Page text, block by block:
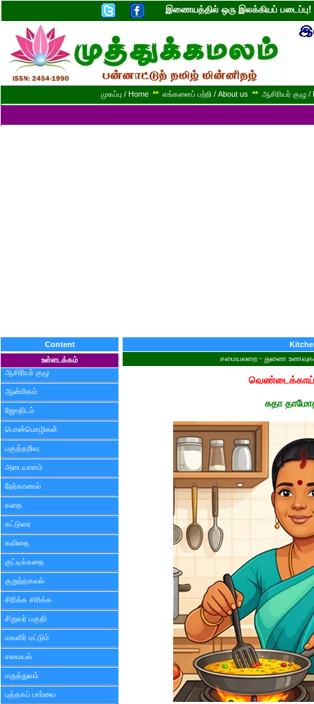
இணையத்தில் ஒரு இலக்கியப்
முகப்பு / Home ** எங்களைப் பற்றி / About us ** ஆசிரியர் குழு
Content
உள்ளடக்கம்
ஆசிரியர் குழு
ஆன்மிகம்
ஜோதிடம்
பொன்மொழிகள்
பகுத்தறிவு
அடையாளம்
நேர்காணல்
கதை
கட்டுரை
கவிதை
குட்டிக்கதை
குறுந்தகவல்
சிரிக்க சிரிக்க
சிறுவர் பகுதி
மகளிர் மட்டும்
சமையல்
மருத்துவம்
புத்தகப் பார்வை
சமையலறை - துணை உணவுகள்
வெண்டைக்காய்
சுதா